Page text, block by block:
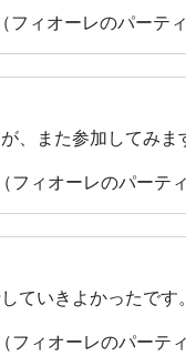
ィオーレのパーティ
、また参加してみま
ィオーレのパーティ
ていきよかったです。
ィオーレのパーティ